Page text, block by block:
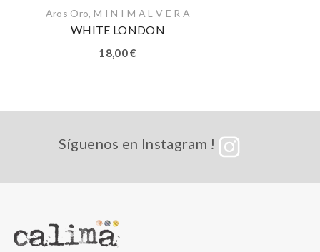
Aros Oro,M I N I M A L V E R A
WHITE LONDON
18,00€
Síguenos en Instagram !